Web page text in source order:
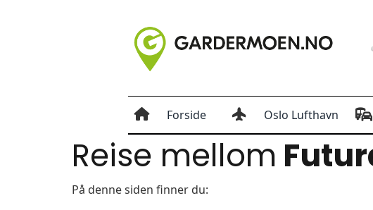
Forside Oslo Lufthavn
Reise mellom
På denne siden finner du: